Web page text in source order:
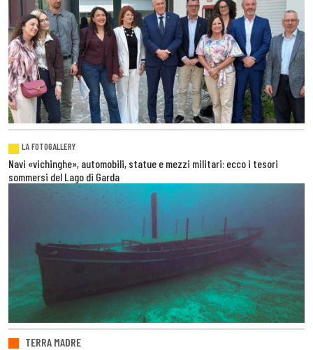
LA FOTOGALLERY
Navi «vichinghe», automobili, statue e mezzi militari: ecco i tesori
sommersi del Lago di Garda
TERRA MADRE